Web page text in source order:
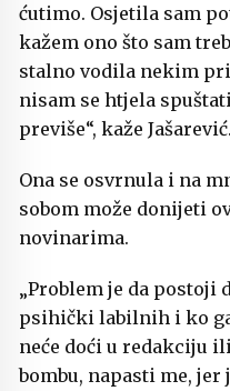
ćutimo. Osjetila sam
kažem ono što sam
stalno vodila nekim
nisam se htjela
previše“, kaže Jašarević.
Ona se osvrnula i na
sobom može donijeti
novinarima.
„Problem je da
psihički labilnih i ko
neće doći u redakciju
bombu, napasti me, jer